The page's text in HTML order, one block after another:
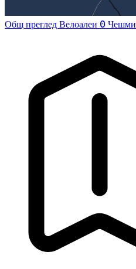
Общ преглед Велоалеи 0 Чешми